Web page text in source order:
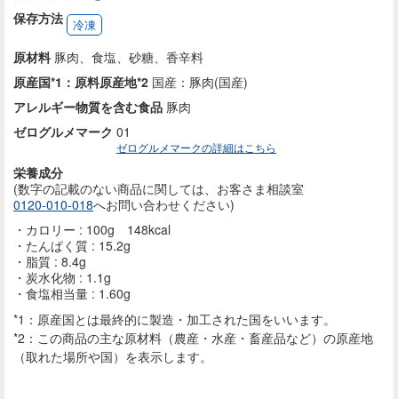
保存方法 冷凍
原材料 豚肉、食塩、砂糖、香辛料
原産国*1：原料原産地*2 国産：豚肉(国産)
アレルギー物質を含む食品 豚肉
ゼログルメマーク 01
ゼログルメマークの詳細はこちら
栄養成分
(数字の記載のない商品に関しては、お客さま相談室
0120-010-018へお問い合わせください)
カロリー : 100g 148kcal
たんぱく質 : 15.2g
脂質 : 8.4g
炭水化物 : 1.1g
食塩相当量 : 1.60g
*1：原産国とは最終的に製造・加工された国をいいます。
*2：この商品の主な原材料（農産・水産・畜産品など）の原産地
（取れた場所や国）を表示します。